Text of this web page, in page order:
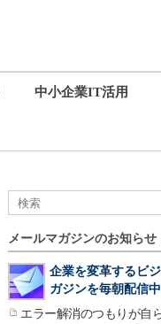
中小企業IT活用
メールマガジンのお知らせ
企業を変革するビ
ガジンを毎朝配信
エラー解消のつもりが自